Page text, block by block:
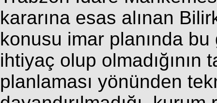
kararına esas alınan
konusu imar planında
ihtiyaç olup olmadığının
planlaması yönünden